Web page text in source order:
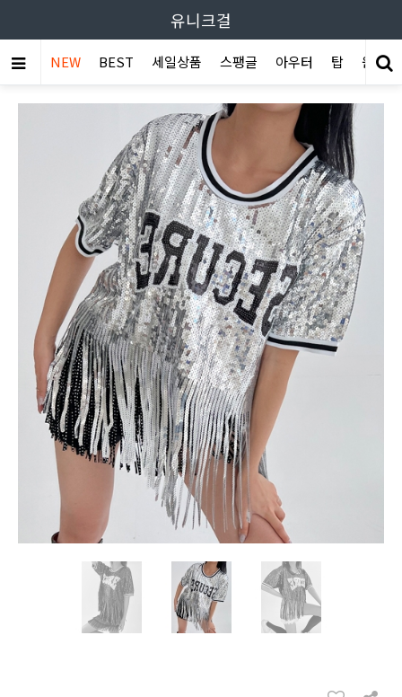
유니크걸
NEW BEST 세일상품 스팽글 아우터 탑 원피스